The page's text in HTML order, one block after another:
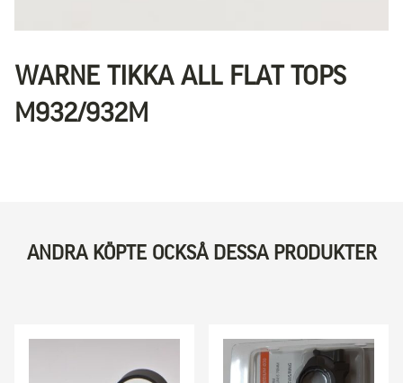
WARNE TIKKA ALL FLAT TOPS
M932/932M
ANDRA KÖPTE OCKSÅ DESSA PRODUKTER